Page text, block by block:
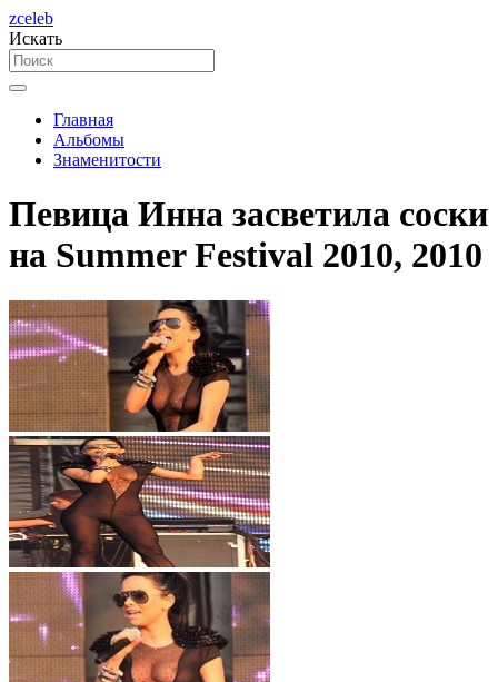
zceleb
Искать
Главная
Альбомы
Знаменитости
Певица Инна засветила соски
на Summer Festival 2010, 2010